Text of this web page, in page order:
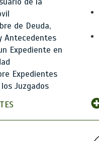
de Deuda,
Antecedentes
Expediente en
Expedientes
Juzgados